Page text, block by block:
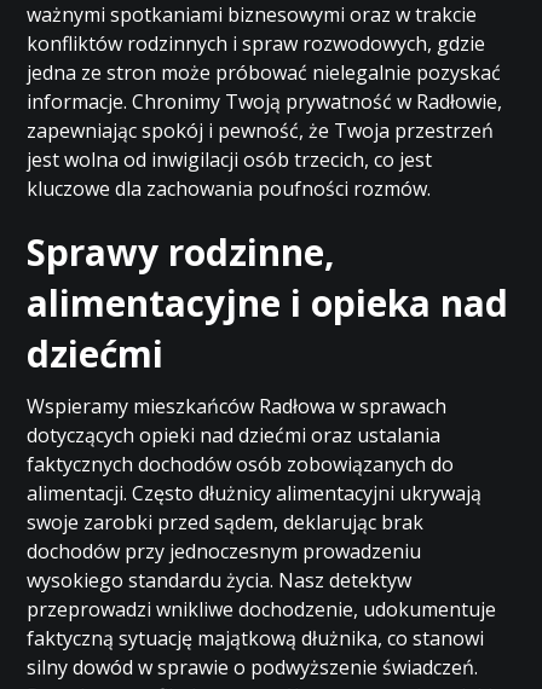
ważnymi spotkaniami biznesowymi oraz w trakcie
konfliktów rodzinnych i spraw rozwodowych, gdzie
jedna ze stron może próbować nielegalnie pozyskać
informacje. Chronimy Twoją prywatność w Radłowie,
zapewniając spokój i pewność, że Twoja przestrzeń
jest wolna od inwigilacji osób trzecich, co jest
kluczowe dla zachowania poufności rozmów.
Sprawy rodzinne,
alimentacyjne i opieka nad
dziećmi
Wspieramy mieszkańców Radłowa w sprawach
dotyczących opieki nad dziećmi oraz ustalania
faktycznych dochodów osób zobowiązanych do
alimentacji. Często dłużnicy alimentacyjni ukrywają
swoje zarobki przed sądem, deklarując brak
dochodów przy jednoczesnym prowadzeniu
wysokiego standardu życia. Nasz detektyw
przeprowadzi wnikliwe dochodzenie, udokumentuje
faktyczną sytuację majątkową dłużnika, co stanowi
silny dowód w sprawie o podwyższenie świadczeń.